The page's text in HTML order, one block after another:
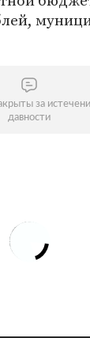
за
давности